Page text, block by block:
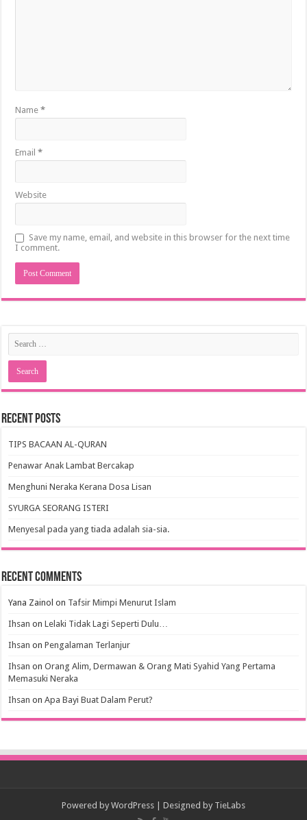
Name*
Email*
Website
Save my name, email, and website in this browser for the next time
I comment.
Recent Posts
TIPS BACAAN AL-QURAN
Penawar Anak Lambat Bercakap
Menghuni Neraka Kerana Dosa Lisan
SYURGA SEORANG ISTERI
Menyesal pada yang tiada adalah sia-sia.
Recent Comments
Yana Zainol on Tafsir Mimpi Menurut Islam
Ihsan onLelaki Tidak Lagi Seperti Dulu…
Ihsan onPengalaman Terlanjur
Ihsan onOrang Alim, Dermawan & Orang Mati Syahid Yang Pertama
Memasuki Neraka
Ihsan onApa Bayi Buat Dalam Perut?
Powered by WordPress | Designed by TieLabs